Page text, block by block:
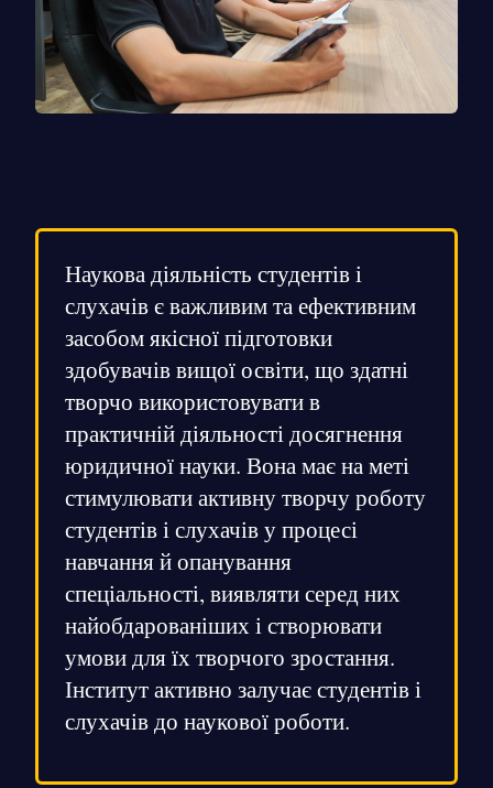
Наукова діяльність студентів і
слухачів є важливим та ефективним
засобом якісної підготовки
здобувачів вищої освіти, що здатні
творчо використовувати в
практичній діяльності досягнення
юридичної науки. Вона має на меті
стимулювати активну творчу роботу
студентів і слухачів у процесі
навчання й опанування
спеціальності, виявляти серед них
найобдарованіших і створювати
умови для їх творчого зростання.
Інститут активно залучає студентів і
слухачів до наукової роботи.